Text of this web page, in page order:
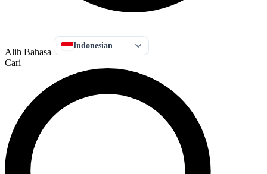
Alih Bahasa
Indonesian
Cari